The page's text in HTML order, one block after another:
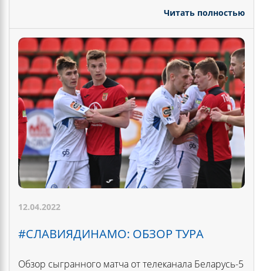
Читать полностью
12.04.2022
#СЛАВИЯДИНАМО: ОБЗОР ТУРА
Обзор сыгранного матча от телеканала Беларусь-5